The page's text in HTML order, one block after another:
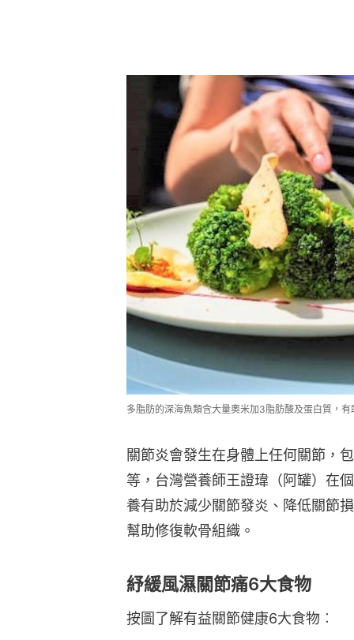
多脂肪的深海魚類含大量奧米加3脂肪酸及蛋白質，
關節炎會發生在身體上任何關節，
等，台灣營養師王證瑋（阿罐）在
養有助於減少關節發炎、降低關節
幫助修復軟骨組織。
紓緩風濕關節痛6大食物
按圖了解有益關節健康6大食物︰